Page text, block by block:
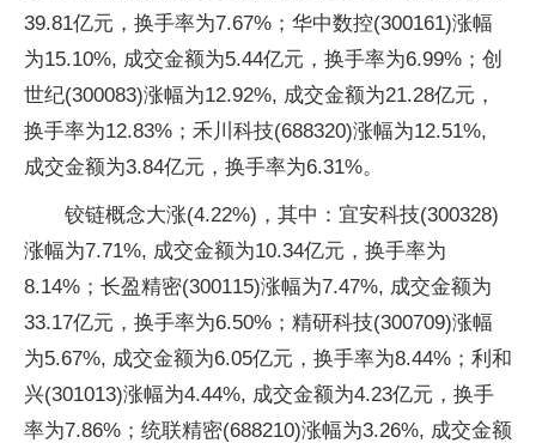
39.81亿元，换手率为7.67%；华中数控(300161)涨幅
为15.10%, 成交金额为5.44亿元，换手率为6.99%；创
世纪(300083)涨幅为12.92%, 成交金额为21.28亿元，
换手率为12.83%；禾川科技(688320)涨幅为12.51%,
成交金额为3.84亿元，换手率为6.31%。
铰链概念大涨(4.22%)，其中：宜安科技(300328)
涨幅为7.71%, 成交金额为10.34亿元，换手率为
8.14%；长盈精密(300115)涨幅为7.47%, 成交金额为
33.17亿元，换手率为6.50%；精研科技(300709)涨幅
为5.67%, 成交金额为6.05亿元，换手率为8.44%；利和
兴(301013)涨幅为4.44%, 成交金额为4.23亿元，换手
率为7.86%；统联精密(688210)涨幅为3.26%, 成交金额